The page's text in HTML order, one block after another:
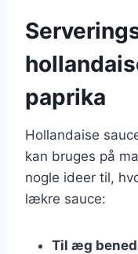
paprika
Hollandaise
kan bruges på
nogle ideer til,
lækre sauce:
Til æg